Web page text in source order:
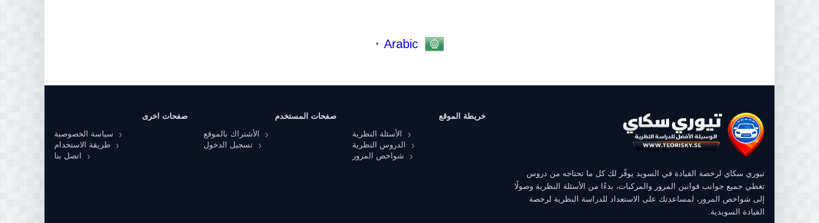
Arabic
▼
تيوري سكاي لرخصة القيادة في السويد يوفّر لك كل ما تحتاجه من دروس
تغطي جميع جوانب قوانين المرور والمركبات، بدءًا من الأسئلة النظرية وصولًا
إلى شواخص المرور، لمساعدتك على الاستعداد للدراسة النظرية لرخصة
القيادة السويدية.
خريطة الموقع
الأسئلة النظرية
الدروس النظرية
شواخص المرور
صفحات المستخدم
الأشتراك بالموقع
تسجيل الدخول
صفحات اخرى
سياسة الخصوصية
طريقة الاستخدام
اتصل بنا